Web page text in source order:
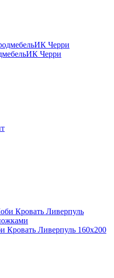
Черри
Кровать Ливерпуль 160х200